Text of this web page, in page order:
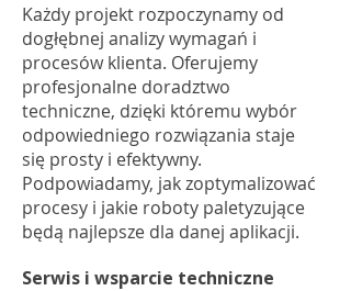
Każdy projekt rozpoczynamy od
dogłębnej analizy wymagań i
procesów klienta. Oferujemy
profesjonalne doradztwo
techniczne, dzięki któremu wybór
odpowiedniego rozwiązania staje
się prosty i efektywny.
Podpowiadamy, jak zoptymalizować
procesy i jakie roboty paletyzujące
będą najlepsze dla danej aplikacji.
Serwis i wsparcie techniczne